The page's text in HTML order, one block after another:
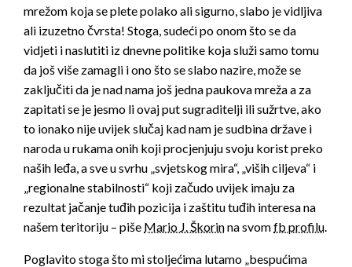
mrežom koja se plete polako ali sigurno, slabo je vidljiva
ali izuzetno čvrsta! Stoga, sudeći po onom što se da
vidjeti i naslutiti iz dnevne politike koja služi samo tomu
da još više zamagli i ono što se slabo nazire, može se
zaključiti da je nad nama još jedna paukova mreža a za
zapitati se je jesmo li ovaj put sugraditelji ili sužrtve, ako
to ionako nije uvijek slučaj kad nam je sudbina države i
naroda u rukama onih koji procjenjuju svoju korist preko
naših leđa, a sve u svrhu „svjetskog mira“, „viših ciljeva“ i
„regionalne stabilnosti“ koji začudo uvijek imaju za
rezultat jačanje tuđih pozicija i zaštitu tuđih interesa na
našem teritoriju – piše Mario J. Škorinna svomfb profilu.
Poglavito stoga što mi stoljećima lutamo „bespućima